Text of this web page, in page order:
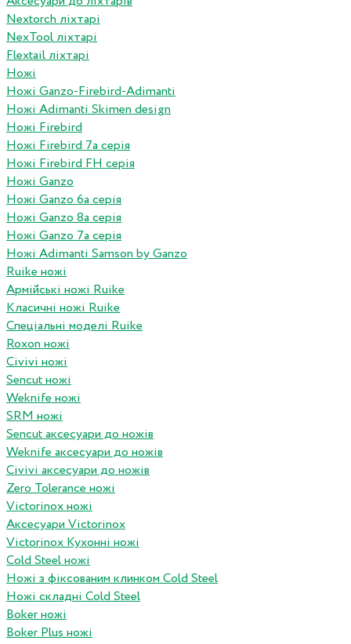
Nextorch ліхтарі
NexTool ліхтарі
Flextail ліхтарі
Ножі
Ножі Ganzo-Firebird-Adimanti
Ножі Adimanti Skimen design
Ножі Firebird
Ножі Firebird 7а серія
Ножі Firebird FH серія
Ножі Ganzo
Ножі Ganzo 6а серія
Ножі Ganzo 8а серія
Ножі Ganzo 7а серія
Ножі Adimanti Samson by Ganzo
Ruike ножі
Армійські ножі Ruike
Класичні ножі Ruike
Спеціальні моделі Ruike
Roxon ножi
Civivi ножі
Sencut ножі
Weknife ножі
SRM ножі
Sencut аксесуари до ножів
Weknife аксесуари до ножів
Civivi аксесуари до ножів
Zero Tolerance ножі
Victorinox ножі
Аксесуари Victorinox
Victorinox Кухонні ножі
Cold Steel ножі
Ножі з фіксованим клинком Cold Steel
Ножі складні Cold Steel
Boker ножі
Boker Plus ножі